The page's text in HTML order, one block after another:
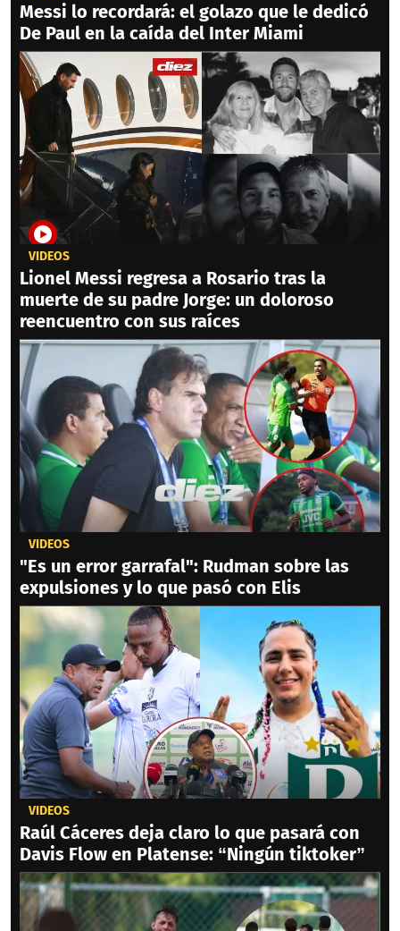
Messi lo recordará: el golazo que le dedicó
De Paul en la caída del Inter Miami
VIDEOS
Lionel Messi regresa a Rosario tras la
muerte de su padre Jorge: un doloroso
reencuentro con sus raíces
VIDEOS
"Es un error garrafal": Rudman sobre las
expulsiones y lo que pasó con Elis
VIDEOS
Raúl Cáceres deja claro lo que pasará con
Davis Flow en Platense: “Ningún tiktoker”